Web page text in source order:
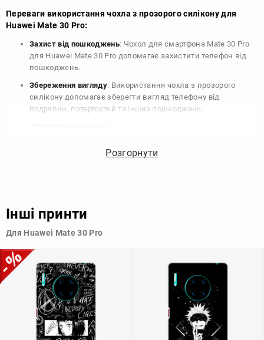
Переваги використання чохла з прозорого силікону для
Huawei Mate 30 Pro:
Захист від пошкоджень: Чохол для смартфона Mate 30 Pro
для Huawei Mate 30 Pro допомагає захистити телефон від
пошкоджень.
Збереження вигляду: Використання чохла з прозорого
силікону допомагає зберегти вигляд телефону від
подряпин, потертостей та інших пошкоджень.
телефону, що особливо важливо для людей, які планують
особистому смаку.
Узагалі, чохол для телефону - це дуже корисний аксесуар, який
додати зручності в користуванні.
Розгорнути
Інші принти
Для Huawei Mate 30 Pro